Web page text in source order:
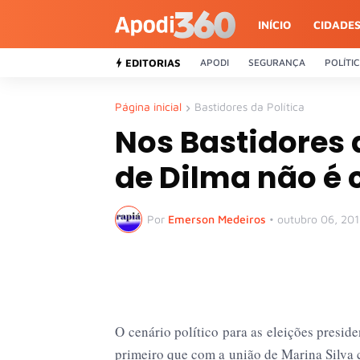
INÍCIO CIDADES
EDITORIAS APODI SEGURANÇA
Página inicial Bastidores da Política
Nos Bastidores
de Dilma não é
Por Emerson Medeiros • outubro 06,
O cenário político para as eleições
primeiro que com a união de Marina Silva